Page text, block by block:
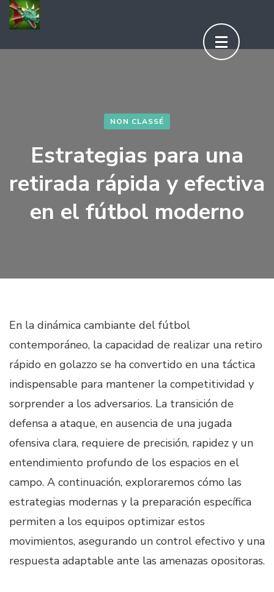
Aller
au
contenu
NON CLASSÉ
Estrategias para una
retirada rápida y efectiva
en el fútbol moderno
En la dinámica cambiante del fútbol
contemporáneo, la capacidad de realizar una retiro
rápido en golazzo se ha convertido en una táctica
indispensable para mantener la competitividad y
sorprender a los adversarios. La transición de
defensa a ataque, en ausencia de una jugada
ofensiva clara, requiere de precisión, rapidez y un
entendimiento profundo de los espacios en el
campo. A continuación, exploraremos cómo las
estrategias modernas y la preparación específica
permiten a los equipos optimizar estos
movimientos, asegurando un control efectivo y una
respuesta adaptable ante las amenazas opositoras.